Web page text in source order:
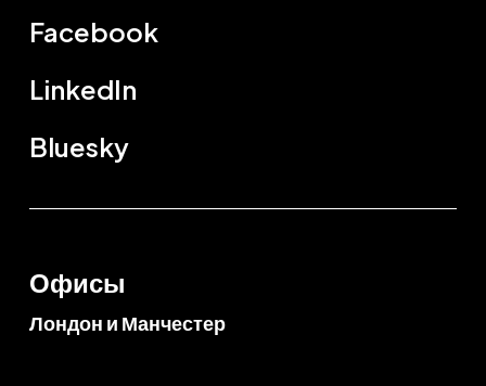
Facebook
LinkedIn
Bluesky
Офисы
Лондон и Манчестер